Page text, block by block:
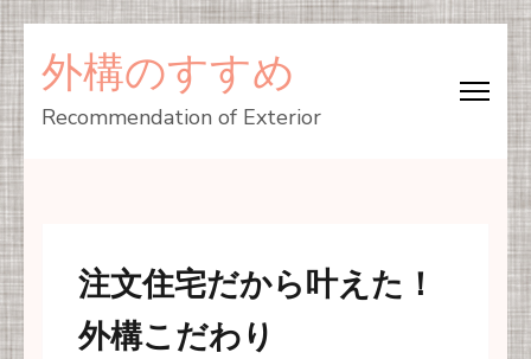
コ
ン
テ
ン
ツ
ス
キ
ッ
外構のすすめ
Recommendation of Exterior
注文住宅だから叶えた！
外構こだわり